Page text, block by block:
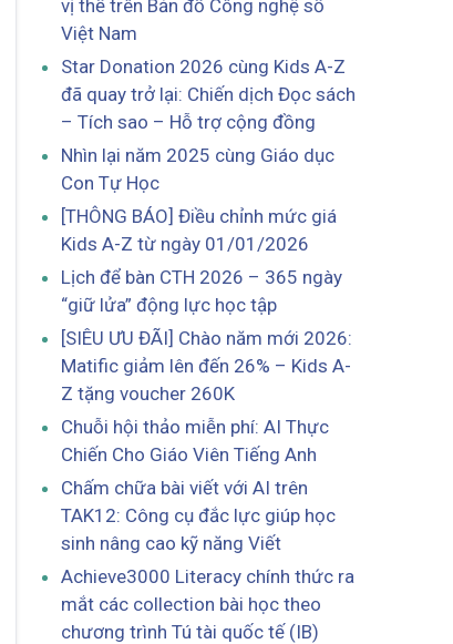
vị thế trên Bản đồ Công nghệ số
Việt Nam
Star Donation 2026 cùng Kids A-Z
đã quay trở lại: Chiến dịch Đọc sách
– Tích sao – Hỗ trợ cộng đồng
Nhìn lại năm 2025 cùng Giáo dục
Con Tự Học
[THÔNG BÁO] Điều chỉnh mức giá
Kids A-Z từ ngày 01/01/2026
Lịch để bàn CTH 2026 – 365 ngày
“giữ lửa” động lực học tập
[SIÊU ƯU ĐÃI] Chào năm mới 2026:
Matific giảm lên đến 26% – Kids A-
Z tặng voucher 260K
Chuỗi hội thảo miễn phí: AI Thực
Chiến Cho Giáo Viên Tiếng Anh
Chấm chữa bài viết với AI trên
TAK12: Công cụ đắc lực giúp học
sinh nâng cao kỹ năng Viết
Achieve3000 Literacy chính thức ra
mắt các collection bài học theo
chương trình Tú tài quốc tế (IB)